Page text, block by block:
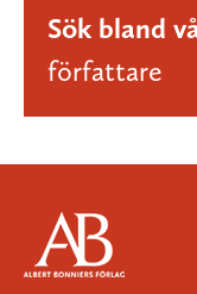
Sök bland
författare